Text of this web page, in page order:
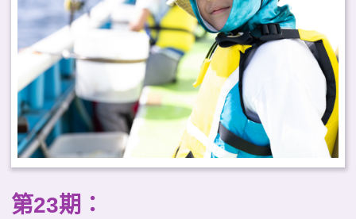
踐場域，提供實務參考。
第23期：